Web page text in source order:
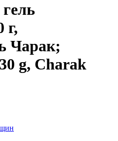
г,
Чарак;
g, Charak